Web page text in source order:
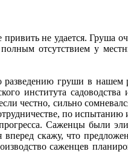
не удается. Груша
полным отсутствием у
груши в нашем
института
честно, сильно
по
Саженцы были
скажу, что
саженцев